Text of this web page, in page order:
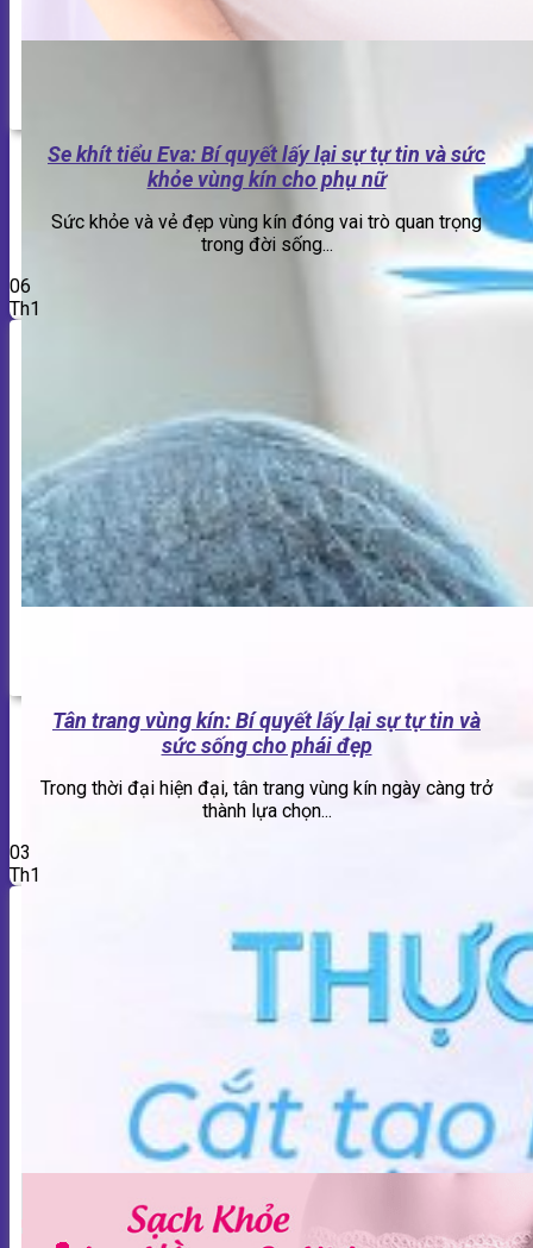
Se khít tiểu Eva: Bí quyết lấy lại sự tự tin và sức
khỏe vùng kín cho phụ nữ
Sức khỏe và vẻ đẹp vùng kín đóng vai trò quan trọng
trong đời sống...
06
Th1
Tân trang vùng kín: Bí quyết lấy lại sự tự tin và
sức sống cho phái đẹp
Trong thời đại hiện đại, tân trang vùng kín ngày càng trở
thành lựa chọn...
03
Th1